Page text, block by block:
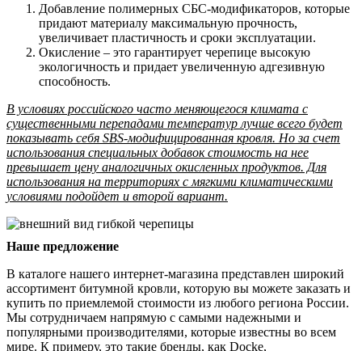
Добавление полимерных СБС-модификаторов, которые
придают материалу максимальную прочность,
увеличивает пластичность и сроки эксплуатации.
Окисление – это гарантирует черепице высокую
экологичность и придает увеличенную адгезивную
способность.
В условиях российского часто меняющегося климата с
существенными перепадами температур лучше всего будет
показывать себя SBS-модифицированная кровля. Но за счет
использования специальных добавок стоимость на нее
превышает цену аналогичных окисленных продуктов. Для
использования на территориях с мягкими климатическими
условиями подойдет и второй вариант.
Наше предложение
В каталоге нашего интернет-магазина представлен широкий
ассортимент битумной кровли, которую вы можете заказать и
купить по приемлемой стоимости из любого региона России.
Мы сотрудничаем напрямую с самыми надежными и
популярными производителями, которые известны во всем
мире. К примеру, это такие бренды, как Docke,